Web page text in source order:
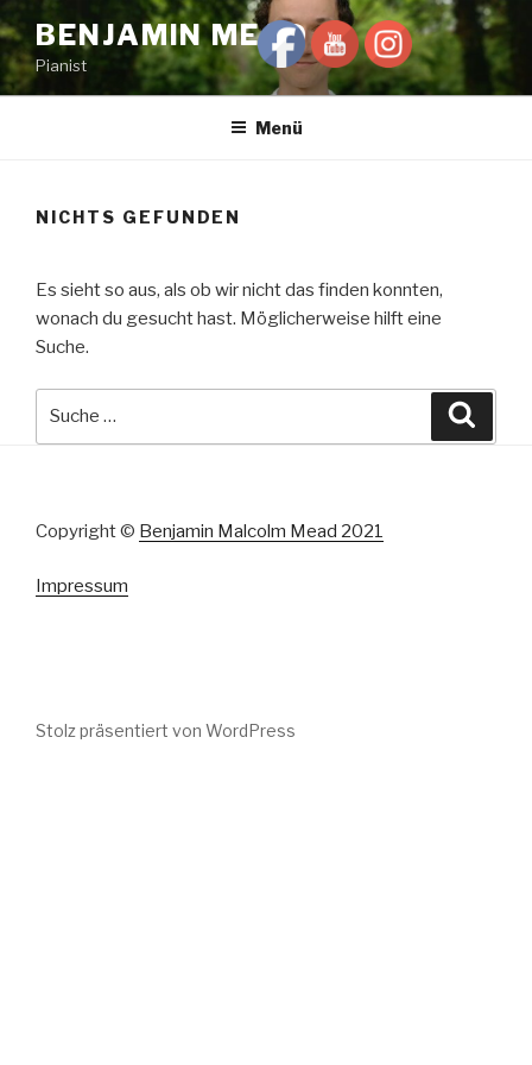
Inhalt
springen
BENJAMIN MEAD
Pianist
Menü
NICHTS GEFUNDEN
Es sieht so aus, als ob wir nicht das finden konnten,
wonach du gesucht hast. Möglicherweise hilft eine
Suche.
Copyright © Benjamin Malcolm Mead 2021
Impressum
Stolz präsentiert von WordPress